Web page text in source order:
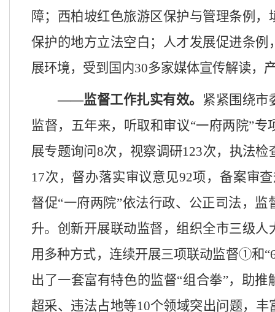
障；西柏坡红色旅游区保护与管理条例，
保护的地方立法空白；人才发展促进条例
展环境，受到国内30多家媒体宣传解读，
——监督工作扎实有效。 紧紧围绕市
监督，五年来，听取和审议“一府两院”专
展专题询问8次，视察调研123次，执法检
17次，督办落实审议意见92项，备案审
督促“一府两院”依法行政、公正司法，监
升。创新开展联动监督，组织全市三级人
用多种方式，连续开展三项联动监督①和
出了一套富有特色的监督“组合拳”，助推
超采、违法占地等10个领域突出问题，丰